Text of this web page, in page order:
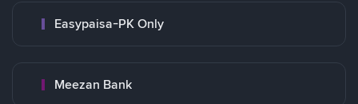
Easypaisa-PK Only
Meezan Bank